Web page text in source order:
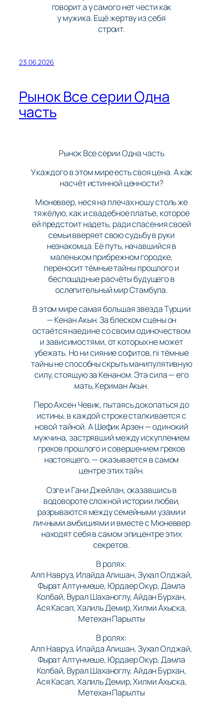
говорит а у самого нет чести как
у мужика. Ещё жертву из себя
строит.
23.06.2026
Рынок Все серии Одна
часть
Рынок Все серии Одна часть
У каждого в этом мире есть своя цена. А как
насчёт истинной ценности?
Мюневвер, неся на плечах ношу столь же
тяжёлую, как и свадебное платье, которое
ей предстоит надеть, ради спасения своей
семьи вверяет свою судьбу в руки
незнакомца. Её путь, начавшийся в
маленьком прибрежном городке,
переносит тёмные тайны прошлого и
беспощадные расчёты будущего в
ослепительный мир Стамбула.
В этом мире самая большая звезда Турции
— Кенан Акын. За блеском сцены он
остаётся наедине со своим одиночеством
и зависимостями, от которых не может
убежать. Но ни сияние софитов, ni тёмные
тайны не способны скрыть манипулятивную
силу, стоящую за Кенаном. Эта сила — его
мать, Кериман Акын.
Перо Ахсен Чевик, пытаясь докопаться до
истины, в каждой строке сталкивается с
новой тайной. А Шефик Арзен — одинокий
мужчина, застрявший между искуплением
грехов прошлого и совершением грехов
настоящего, — оказывается в самом
центре этих тайн.
Озге и Гани Джейлан, оказавшись в
водовороте сложной истории любви,
разрываются между семейными узами и
личными амбициями и вместе с Мюневвер
находят себя в самом эпицентре этих
секретов.
В ролях:
Алп Навруз, Илайда Алишан, Зухал Олджай,
Фырат Алтунмешe, Юрдаер Окур, Дамла
Колбай, Вурал Шаханоглу, Айдан Бурхан,
Ася Касап, Халиль Демир, Хилми Ахыска,
Метехан Парылты
В ролях:
Алп Навруз, Илайда Алишан, Зухал Олджай,
Фырат Алтунмешe, Юрдаер Окур, Дамла
Колбай, Вурал Шаханоглу, Айдан Бурхан,
Ася Касап, Халиль Демир, Хилми Ахыска,
Метехан Парылты